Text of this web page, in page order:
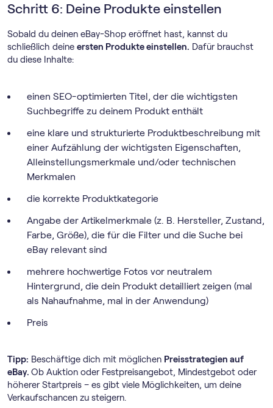
Schritt 6: Deine Produkte einstellen
Sobald du deinen eBay-Shop eröffnet hast, kannst du
schließlich deine ersten Produkte einstellen. Dafür brauchst
du diese Inhalte:
einen SEO-optimierten Titel, der die wichtigsten
Suchbegriffe zu deinem Produkt enthält
eine klare und strukturierte Produktbeschreibung mit
einer Aufzählung der wichtigsten Eigenschaften,
Alleinstellungsmerkmale und/oder technischen
Merkmalen
die korrekte Produktkategorie
Angabe der Artikelmerkmale (z. B. Hersteller, Zustand,
Farbe, Größe), die für die Filter und die Suche bei
eBay relevant sind
mehrere hochwertige Fotos vor neutralem
Hintergrund, die dein Produkt detailliert zeigen (mal
als Nahaufnahme, mal in der Anwendung)
Preis
Tipp: Beschäftige dich mit möglichen Preisstrategien auf
eBay. Ob Auktion oder Festpreisangebot, Mindestgebot oder
höherer Startpreis – es gibt viele Möglichkeiten, um deine
Verkaufschancen zu steigern.